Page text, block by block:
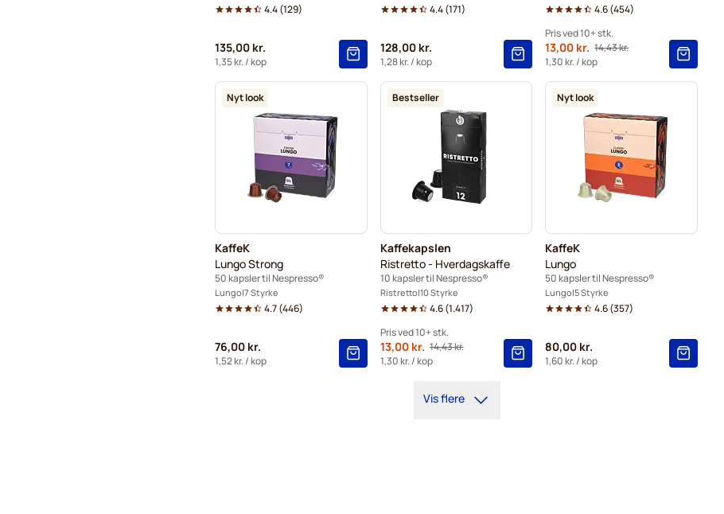
4.4(129)
135,00 kr.
1,35 kr./ kop
4.4(171)
128,00 kr.
1,28 kr./ kop
4.6(454)
Pris ved 10+ stk.
Normalpris
14,43 kr.
Fra
13,00 kr.
1,30 kr./ kop
1 =14,43 kr.
5+ =13,65 kr.
10+ =13,00 kr.
Nyt look
KaffeK
Lungo Strong
50 kapsler til Nespresso®
Lungo 7 Styrke
4.7(446)
76,00 kr.
1,52 kr./ kop
Bestseller
Kaffekapslen
Ristretto - Hverdagskaffe
10 kapsler til Nespresso®
Ristretto 10 Styrke
4.6(1.417)
Pris ved 10+ stk.
Normalpris
14,43 kr.
Fra
13,00 kr.
1,30 kr./ kop
10+ =13,00 kr.
Nyt look
KaffeK
Lungo
50 kapsler til Nespresso®
Lungo 5 Styrke
4.6(357)
80,00 kr.
1,60 kr./ kop
Vis flere